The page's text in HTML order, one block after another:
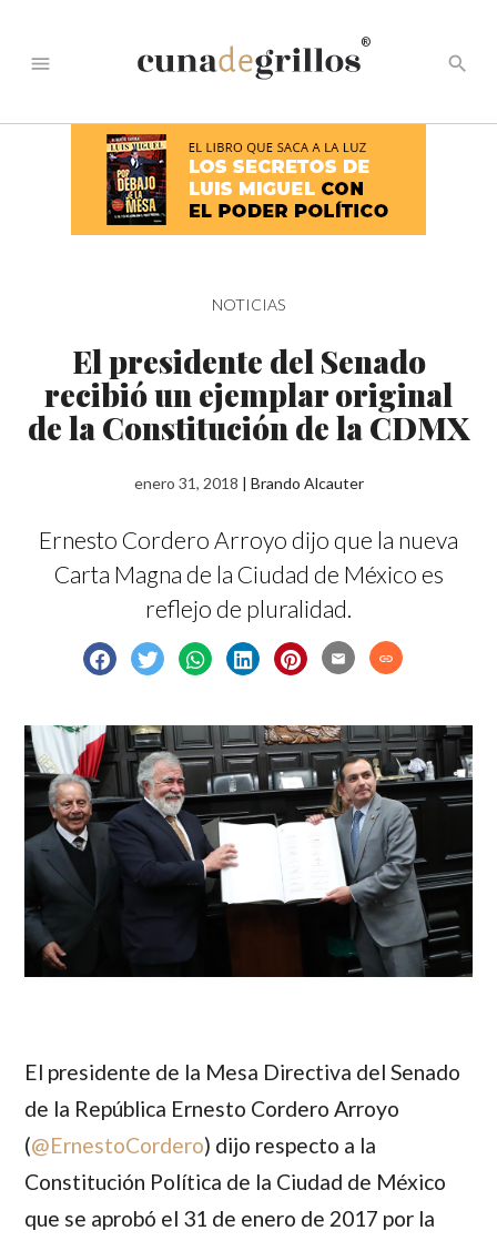
menu
®
search
NOTICIAS
El presidente del Senado
recibió un ejemplar original
de la Constitución de la CDMX
enero 31, 2018 | Brando Alcauter
Ernesto Cordero Arroyo dijo que la nueva
Carta Magna de la Ciudad de México es
reflejo de pluralidad.
email link
El presidente de la Mesa Directiva del Senado
de la República Ernesto Cordero Arroyo
(@ErnestoCordero) dijo respecto a la
Constitución Política de la Ciudad de México
que se aprobó el 31 de enero de 2017 por la